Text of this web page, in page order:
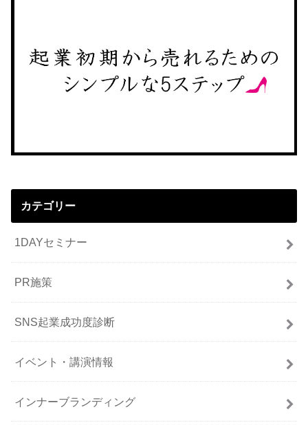
カテゴリー
1DAYセミナー
PR施策
SNS起業成功度診断
イベント・講演情報
インナーブランディング